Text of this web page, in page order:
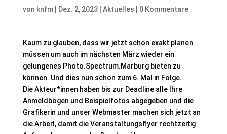
von knfm| Dez. 2, 2023| Aktuelles 0 Kommentare
Kaum zu glauben, dass wir jetzt schon exakt planen
müssen um auch im nächsten März wieder ein
gelungenes Photo.Spectrum.Marburg bieten zu
können. Und dies nun schon zum 6. Mal in Folge.
Die Akteur*innen haben bis zur Deadline alle Ihre
Anmeldbögen und Beispielfotos abgegeben und die
Grafikerin und unser Webmaster machen sich jetzt an
die Arbeit, damit die Veranstaltungsflyer rechtzeitig